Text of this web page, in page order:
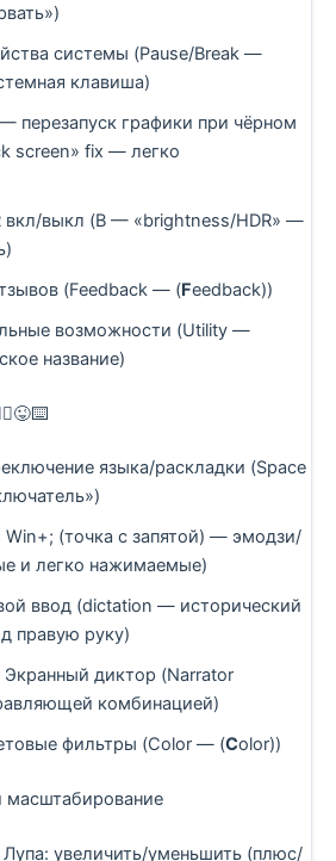
системы (Pause/Break —
клавиша)
перезапуск графики при чёрном
screen» fix — легко
вкл/выкл (B — «brightness/HDR» —
(Feedback — (Feedback))
возможности (Utility —
название)
языка/раскладки (Space
Win+; (точка с запятой) — эмодзи/
и легко нажимаемые)
ввод (dictation — исторический
правую руку)
диктор (Narrator
комбинацией)
фильтры (Color — (Color))
увеличить/уменьшить (плюс/